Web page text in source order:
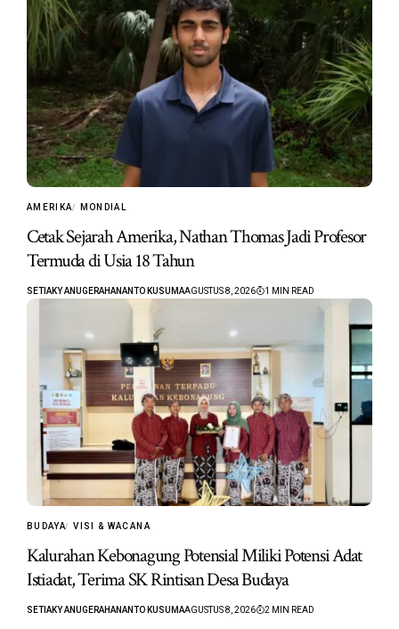
AMERIKA MONDIAL
Cetak Sejarah Amerika, Nathan Thomas Jadi Profesor
Termuda di Usia 18 Tahun
SETIAKY ANUGERAHANANTO KUSUMAAGUSTUS 8, 2026 1 MIN READ
BUDAYA VISI & WACANA
Kalurahan Kebonagung Potensial Miliki Potensi Adat
Istiadat, Terima SK Rintisan Desa Budaya
SETIAKY ANUGERAHANANTO KUSUMAAGUSTUS 8, 2026 2 MIN READ